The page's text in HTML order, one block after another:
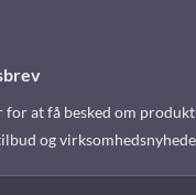
for at få besked om
og